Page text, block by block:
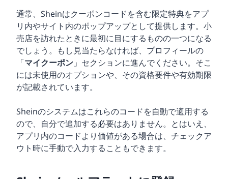
通常、Sheinはクーポンコードを含む限定特典をアプ
リ内やサイト内のポップアップとして提供します。小
売店を訪れたときに最初に目にするものの一つになる
でしょう。もし見当たらなければ、プロフィールの
「マイクーポン 」セクションに進んでください。そこ
には未使用のオプションや、その資格要件や有効期限
が記載されています。
Sheinのシステムはこれらのコードを自動で適用する
ので、自分で追加する必要はありません。とはいえ、
アプリ内のコードより価値がある場合は、チェックア
ウト時に手動で入力することもできます。